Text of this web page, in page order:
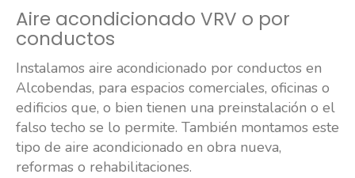
Aire acondicionado VRV o por
conductos
Instalamos aire acondicionado por conductos en
Alcobendas, para espacios comerciales, oficinas o
edificios que, o bien tienen una preinstalación o el
falso techo se lo permite. También montamos este
tipo de aire acondicionado en obra nueva,
reformas o rehabilitaciones.